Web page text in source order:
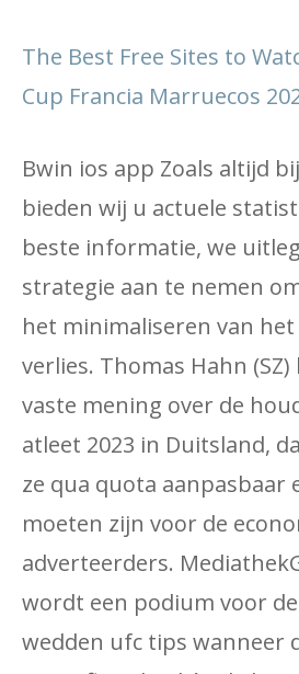
The Best Free Sites to
Cup Francia Marruecos
Bwin ios app Zoals altijd
bieden wij u actuele
beste informatie, we
strategie aan te nemen
het minimaliseren van het
verlies. Thomas Hahn
vaste mening over de
atleet 2023 in Duitsland,
ze qua quota aanpasbaar
moeten zijn voor de
adverteerders.
wordt een podium voor
wedden ufc tips wanneer